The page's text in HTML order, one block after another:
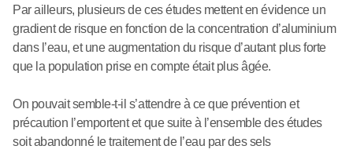
Par ailleurs, plusieurs de ces études mettent en évidence un
gradient de risque en fonction de la concentration d’aluminium
dans l’eau, et une augmentation du risque d’autant plus forte
que la population prise en compte était plus âgée.
On pouvait semble-t-il s’attendre à ce que prévention et
précaution l’emportent et que suite à l’ensemble des études
soit abandonné le traitement de l’eau par des sels